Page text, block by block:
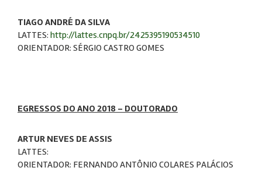
TIAGO ANDRÉ DA SILVA
LATTES: http://lattes.cnpq.br/2425395190534510
ORIENTADOR: SÉRGIO CASTRO GOMES
EGRESSOS DO ANO 2018 - DOUTORADO
ARTUR NEVES DE ASSIS
LATTES:
ORIENTADOR: FERNANDO ANTÔNIO COLARES PALÁCIOS